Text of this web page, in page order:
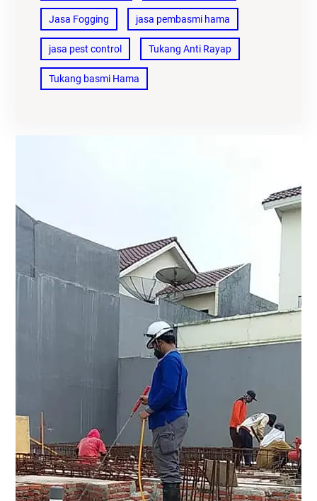
Jasa Fogging jasa pembasmi hama
jasa pest control Tukang Anti Rayap
Tukang basmi Hama